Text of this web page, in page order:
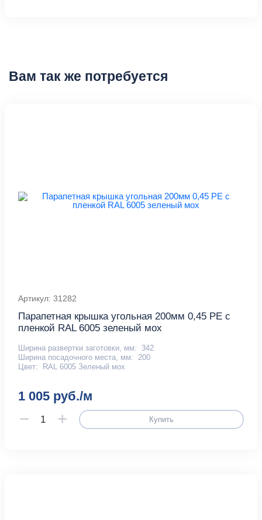
Вам так же потребуется
Артикул: 31282
Парапетная крышка угольная 200мм 0,45 PE с
пленкой RAL 6005 зеленый мох
Ширина развертки заготовки, мм:
342
Ширина посадочного места, мм:
200
Цвет:
RAL 6005 Зеленый мох
1 005 руб./м
Купить